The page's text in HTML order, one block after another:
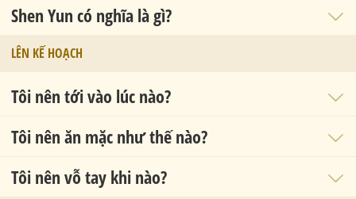
Shen Yun có nghĩa là gì?
LÊN KẾ HOẠCH
Tôi nên tới vào lúc nào?
Tôi nên ăn mặc như thế nào?
Tôi nên vỗ tay khi nào?